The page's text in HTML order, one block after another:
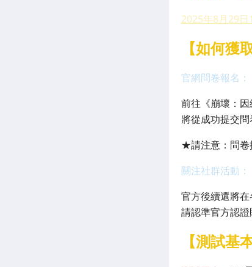
2025年8月29日
【如何獲
官網問卷報名：
前往《崩壞：
將從成功提交
★請注意：問卷
關注社群活動：
官方後續還將
請認準官方認證
【測試基